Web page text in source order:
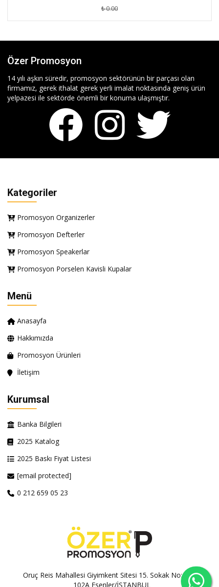
₺ 0.00
Özer Promosyon
14 yılı aşkın süredir, promosyon sektörünün bir parçası olan
firmamız, gerek ithalat gerek yerli imalat noktasında geniş ürün
yelpazesi ile sektörde önemli bir konuma ulaşmıştır.
Kategoriler
Promosyon Organizerler
Promosyon Defterler
Promosyon Speakerlar
Promosyon Porselen Kavisli Kupalar
Menü
Anasayfa
Hakkımızda
Promosyon Ürünleri
İletişim
Kurumsal
Banka Bilgileri
2025 Katalog
2025 Baskı Fiyat Listesi
[email protected]
0 212 659 05 23
Oruç Reis Mahallesi Giyimkent Sitesi 15. Sokak No:100A-
102A Esenler/İSTANBUL